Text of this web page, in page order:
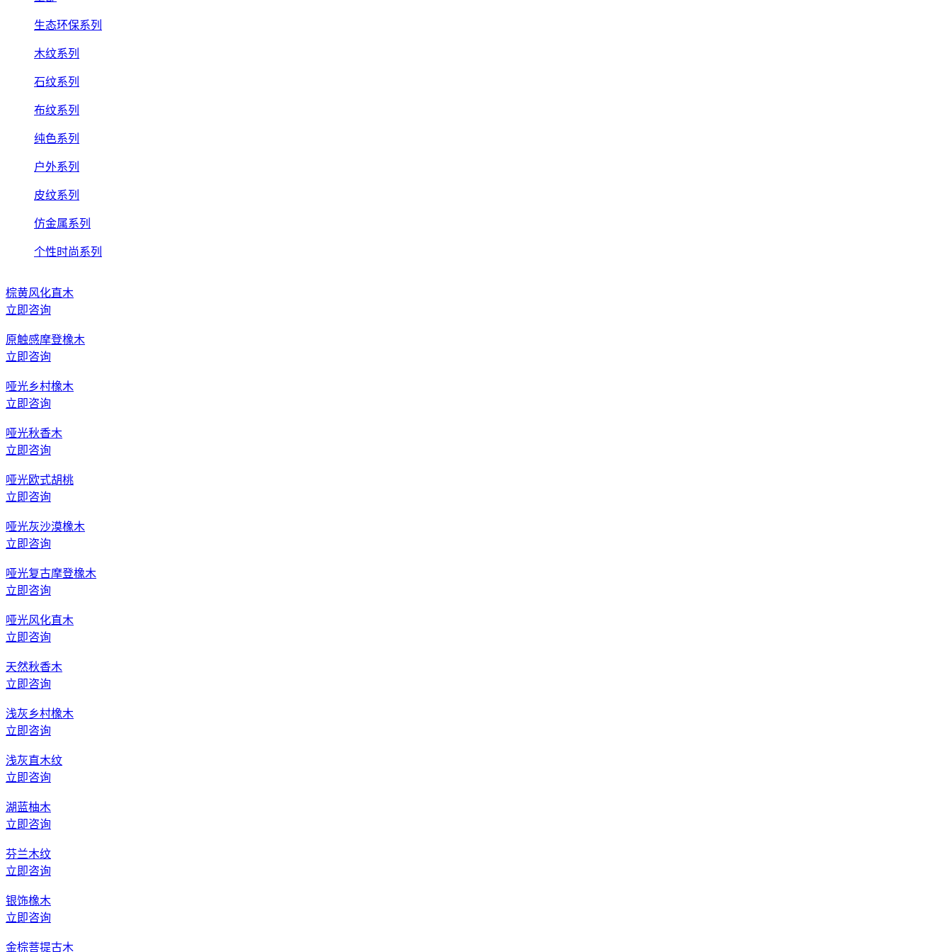
生态环保系列
木纹系列
石纹系列
布纹系列
纯色系列
户外系列
皮纹系列
仿金属系列
个性时尚系列
棕黄风化直木
立即咨询
原触感摩登橡木
立即咨询
哑光乡村橡木
立即咨询
哑光秋香木
立即咨询
哑光欧式胡桃
立即咨询
哑光灰沙漠橡木
立即咨询
哑光复古摩登橡木
立即咨询
哑光风化直木
立即咨询
天然秋香木
立即咨询
浅灰乡村橡木
立即咨询
浅灰直木纹
立即咨询
湖蓝柚木
立即咨询
芬兰木纹
立即咨询
银饰橡木
立即咨询
金棕菩提古木